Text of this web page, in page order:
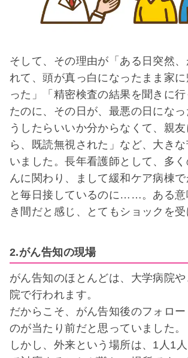
そして、その理由が「ある日突然、
れて、頭が真っ白になったまま家
った」「精密検査の結果を聞きに
たのに、その日が、最悪の日にな
うしたらいいか分からなくて、親
ら、既読無視された」など、大き
いました。長年看護師として、多く
んに関わり、まして緩和ケア病棟
と毎日接しているのに……。ある意
き間だと感じ、とてもショックを受
2.がん告知の現場
がん告知のほとんどは、大学病院
院で行われます。
だからこそ、がん告知後のフォロ
のが当たり前だと思っていました。
しかし、外来という場所は、1人1